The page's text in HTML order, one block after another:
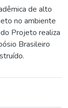
de alto
no ambiente
Projeto realiza
Brasileiro